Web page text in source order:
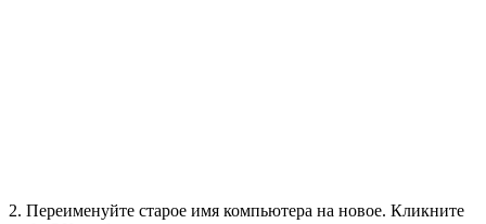
2. Переименуйте старое имя компьютера на новое. Кликните